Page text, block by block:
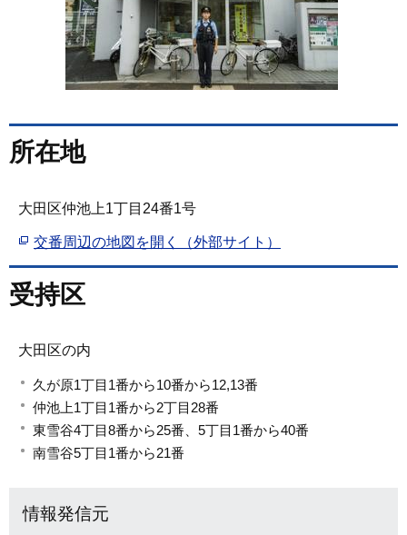
所在地
大田区仲池上1丁目24番1号
交番周辺の地図を開く（外部サイト）
受持区
大田区の内
久が原1丁目1番から10番から12,13番
仲池上1丁目1番から2丁目28番
東雪谷4丁目8番から25番、5丁目1番から40番
南雪谷5丁目1番から21番
情報発信元